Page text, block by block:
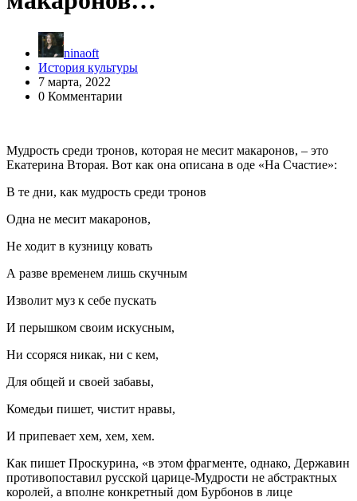
ninaoft
История культуры
7 марта, 2022
0 Комментарии
Мудрость среди тронов, которая не месит макаронов, – это
Екатерина Вторая. Вот как она описана в оде «На Счастие»:
В те дни, как мудрость среди тронов
Одна не месит макаронов,
Не ходит в кузницу ковать
А разве временем лишь скучным
Изволит муз к себе пускать
И перышком своим искусным,
Ни ссоряся никак, ни с кем,
Для общей и своей забавы,
Комедьи пишет, чистит нравы,
И припевает хем, хем, хем.
Как пишет Проскурина, «в этом фрагменте, однако, Державин
противопоставил русской царице-Мудрости не абстрактных
королей, а вполне конкретный дом Бурбонов в лице